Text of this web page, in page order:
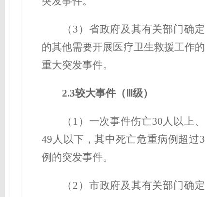
（3）省政府及其有关部门确定
的其他需要开展医疗卫生救援工作的
重大突发事件。
2.3较大事件（Ⅲ级）
（1）一次事件伤亡30人以上、
49人以下，其中死亡危重病例超过3
例的突发事件。
（2）市政府及其有关部门确定